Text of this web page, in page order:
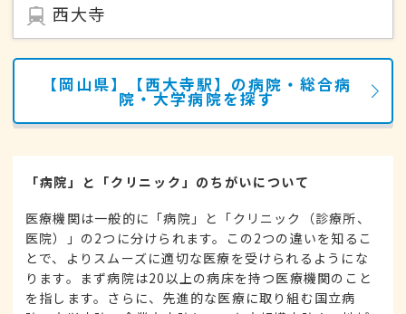
西大寺
【岡山県】【西大寺駅】の病院・総合病
院・大学病院を探す
「病院」と「クリニック」のちがいについて
医療機関は一般的に「病院」と「クリニック（診療所、
医院）」の2つに分けられます。この2つの違いを知るこ
とで、よりスムーズに適切な医療を受けられるようにな
ります。まず病院は20以上の病床を持つ医療機関のこと
を指します。さらに、先進的な医療に取り組む国立病